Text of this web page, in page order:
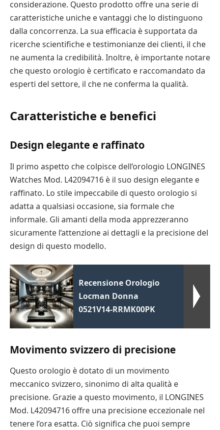
considerazione. Questo prodotto offre una serie di
caratteristiche uniche e vantaggi che lo distinguono
dalla concorrenza. La sua efficacia è supportata da
ricerche scientifiche e testimonianze dei clienti, il che
ne aumenta la credibilità. Inoltre, è importante notare
che questo orologio è certificato e raccomandato da
esperti del settore, il che ne conferma la qualità.
Caratteristiche e benefici
Design elegante e raffinato
Il primo aspetto che colpisce dell’orologio LONGINES
Watches Mod. L42094716 è il suo design elegante e
raffinato. Lo stile impeccabile di questo orologio si
adatta a qualsiasi occasione, sia formale che
informale. Gli amanti della moda apprezzeranno
sicuramente l’attenzione ai dettagli e la precisione del
design di questo modello.
Recensione Orologio
Locman Donna
0521V14-RRMK00PK
Movimento svizzero di precisione
Questo orologio è dotato di un movimento
meccanico svizzero, sinonimo di alta qualità e
precisione. Grazie a questo movimento, il LONGINES
Mod. L42094716 offre una precisione eccezionale nel
tenere l’ora esatta. Ciò significa che puoi sempre